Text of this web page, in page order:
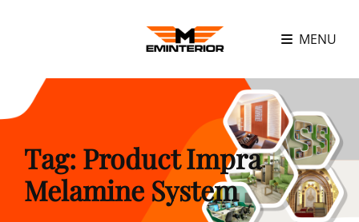
MENU
Tag: Product Impra
Melamine System